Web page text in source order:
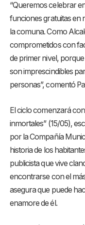
“Queremos celebrar
funciones gratuitas en
la comuna. Como
comprometidos con
de primer nivel,
son imprescindibles
personas”, comentó
El ciclo comenzará
inmortales” (15/05),
por la Compañía
historia de los
publicista que vive
encontrarse con el
asegura que puede
enamore de él.